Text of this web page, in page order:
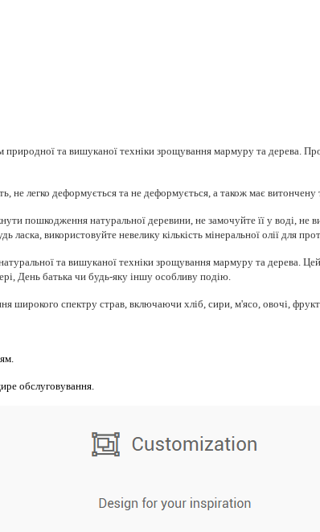
природної та вишуканої техніки зрощування мармуру та дерева.
не легко деформується та не деформується, а також має витончену
пошкодження натуральної деревини, не замочуйте її у воді,
ласка, використовуйте невелику кількість мінеральної олії для
та вишуканої техніки зрощування мармуру та дерева.
День батька чи будь-яку іншу особливу подію.
широкого спектру страв, включаючи хліб, сири, м'ясо, овочі,
обслуговування.